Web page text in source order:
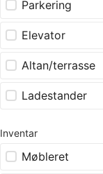
Parkering
Elevator
Altan/terrasse
Ladestander
Inventar
Møbleret